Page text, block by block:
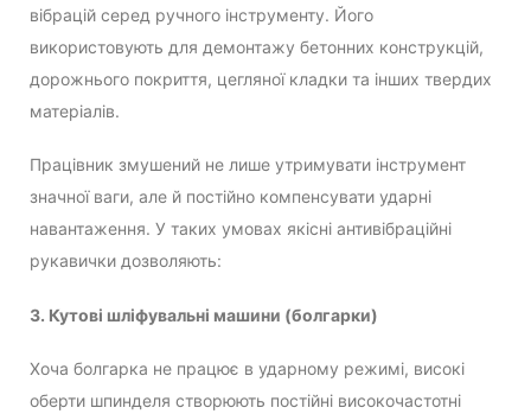
вібрацій серед ручного інструменту. Його
використовують для демонтажу бетонних конструкцій,
дорожнього покриття, цегляної кладки та інших твердих
матеріалів.
Працівник змушений не лише утримувати інструмент
значної ваги, але й постійно компенсувати ударні
навантаження. У таких умовах якісні антивібраційні
рукавички дозволяють:
3. Кутові шліфувальні машини (болгарки)
Хоча болгарка не працює в ударному режимі, високі
оберти шпинделя створюють постійні високочастотні